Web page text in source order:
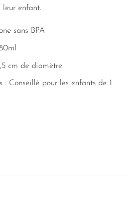
leur enfant.
sans BPA
cm de diamètre
: Conseillé pour les enfants de 1